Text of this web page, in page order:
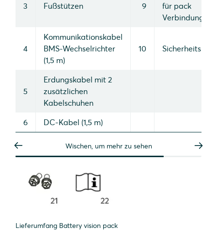
3 Fußstützen 9
für pack
Verbindungen
4
Kommunikationskabel
BMS-Wechselrichter
(1,5 m)
10
5
Erdungskabel mit 2
zusätzlichen
Kabelschuhen
6
DC-Kabel (1,5 m)
Wischen, um mehr zu sehen
Lieferumfang Battery vision pack